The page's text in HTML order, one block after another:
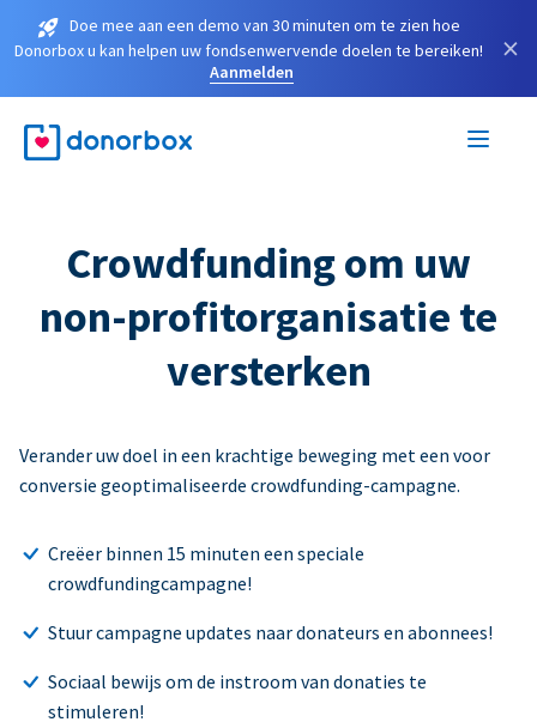
Doe mee aan een demo van 30 minuten om te zien hoe
Donorbox u kan helpen uw fondsenwervende doelen te bereiken!
Aanmelden
×
Crowdfunding om uw
non-profitorganisatie te
versterken
Verander uw doel in een krachtige beweging met een voor
conversie geoptimaliseerde crowdfunding-campagne.
Creëer binnen 15 minuten een speciale
crowdfundingcampagne!
Stuur campagne updates naar donateurs en abonnees!
Sociaal bewijs om de instroom van donaties te
stimuleren!